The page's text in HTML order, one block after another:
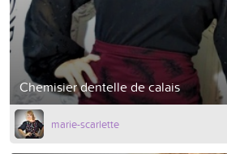
Chemisier dentelle de calais
marie-scarlette